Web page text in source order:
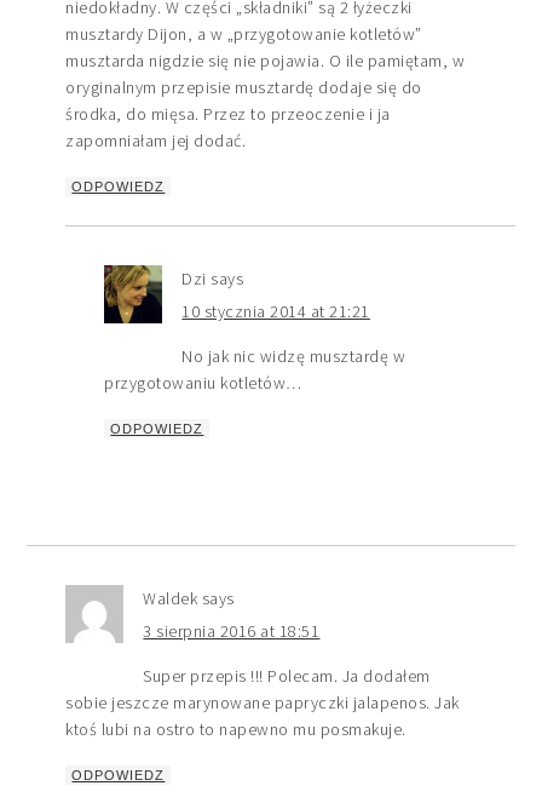
niedokładny. W części „składniki” są 2 łyżeczki
musztardy Dijon, a w „przygotowanie kotletów”
musztarda nigdzie się nie pojawia. O ile pamiętam, w
oryginalnym przepisie musztardę dodaje się do
środka, do mięsa. Przez to przeoczenie i ja
zapomniałam jej dodać.
ODPOWIEDZ
Dzi says
10 stycznia 2014 at 21:21
No jak nic widzę musztardę w
przygotowaniu kotletów…
ODPOWIEDZ
Waldek says
3 sierpnia 2016 at 18:51
Super przepis !!! Polecam. Ja dodałem
sobie jeszcze marynowane papryczki jalapenos. Jak
ktoś lubi na ostro to napewno mu posmakuje.
ODPOWIEDZ